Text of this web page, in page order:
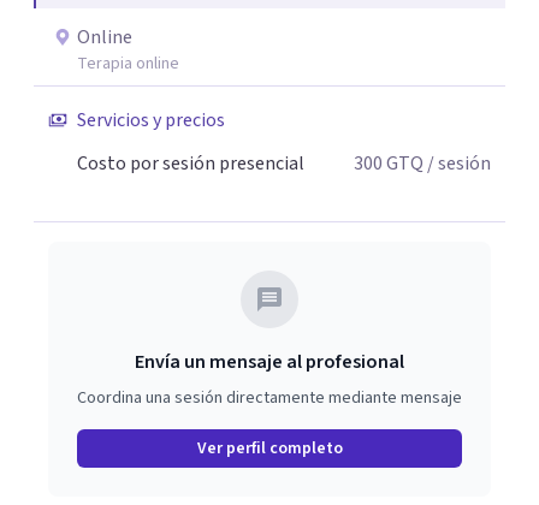
Online
Terapia online
Servicios y precios
Costo por sesión presencial
300GTQ / sesión
Envía un mensaje al profesional
Coordina una sesión directamente mediante mensaje
Ver perfil completo